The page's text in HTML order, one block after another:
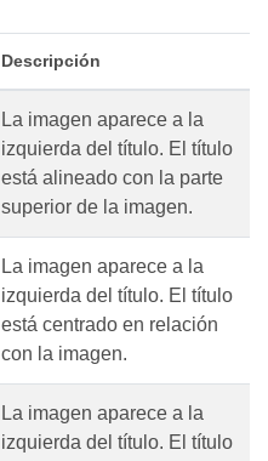
Descripción
La imagen aparece a la
izquierda del título. El título
está alineado con la parte
superior de la imagen.
La imagen aparece a la
izquierda del título. El título
está centrado en relación
con la imagen.
La imagen aparece a la
izquierda del título. El título